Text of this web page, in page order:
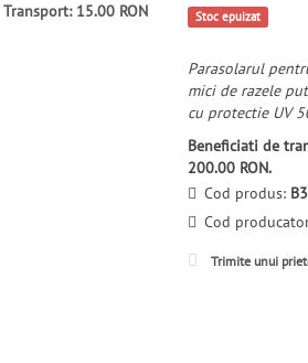
Transport: 15.00 RON
Stoc epuizat
Parasolarul
mici de razele
cu protectie UV
Beneficiati de
200.00 RON.
Cod produs:
Cod
Trimite unui